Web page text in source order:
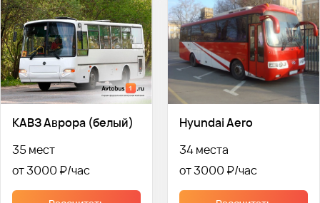
КАВЗ Аврора (белый)
35 мест
от 3000 ₽
Hyundai Aero
34 места
от 3000 ₽